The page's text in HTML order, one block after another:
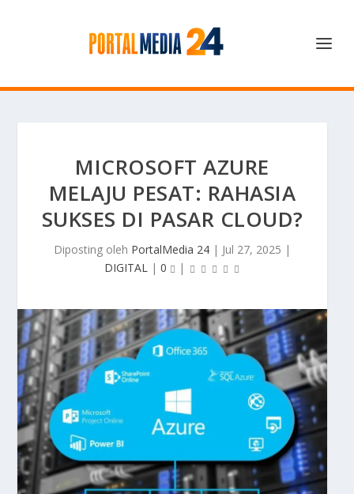
MICROSOFT AZURE
MELAJU PESAT: RAHASIA
SUKSES DI PASAR CLOUD?
Diposting oleh PortalMedia 24 | Jul 27, 2025 |
DIGITAL | 0 |